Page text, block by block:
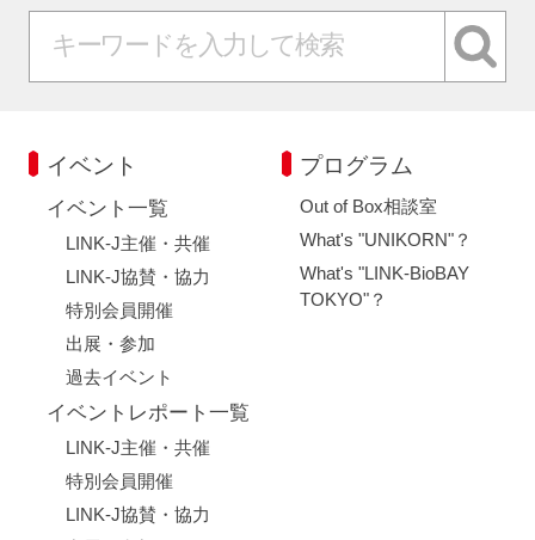
イベント
イベント一覧
LINK-J主催・共催
LINK-J協賛・協力
特別会員開催
出展・参加
過去イベント
イベントレポート一覧
LINK-J主催・共催
特別会員開催
LINK-J協賛・協力
プログラム
Out of Box相談室
What's "UNIKORN"？
What's "LINK-BioBAY
TOKYO"？